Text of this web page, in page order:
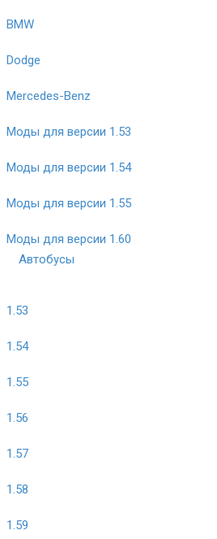
BMW
Dodge
Mercedes-Benz
Моды для версии 1.53
Моды для версии 1.54
Моды для версии 1.55
Моды для версии 1.60
Автобусы
1.53
1.54
1.55
1.56
1.57
1.58
1.59